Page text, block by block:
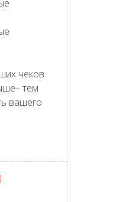
чеков
тем
вашего